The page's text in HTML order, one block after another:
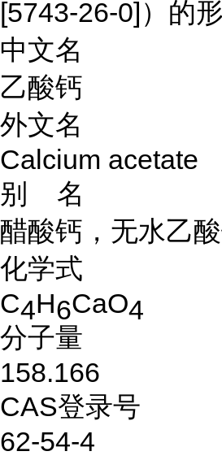
[5743-26-0]）的
中文名
乙酸钙
外文名
Calcium acetate
别 名
醋酸钙，无水乙
化学式
C4H6CaO4
分子量
158.166
CAS登录号
62-54-4